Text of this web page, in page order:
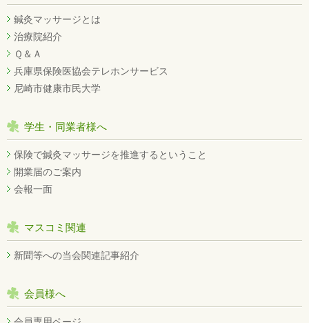
鍼灸マッサージとは
治療院紹介
Ｑ＆Ａ
兵庫県保険医協会テレホンサービス
尼崎市健康市民大学
学生・同業者様へ
保険で鍼灸マッサージを推進するということ
開業届のご案内
会報一面
マスコミ関連
新聞等への当会関連記事紹介
会員様へ